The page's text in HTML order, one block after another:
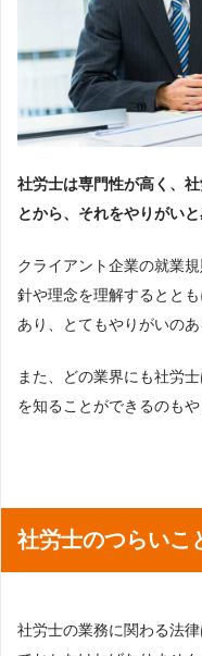
社労士は専門性が高く、
とから、それをやりがい
クライアント企業の就業
針や理念を理解するとと
あり、とてもやりがいのあ
また、どの業界にも社労
を知ることができるのもや
社労士のつらいこ
社労士の業務に関わる法